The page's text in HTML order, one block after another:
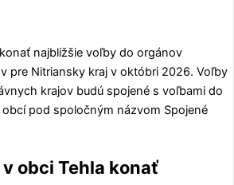
najbližšie voľby do orgánov
pre Nitriansky kraj v októbri 2026. Voľby
krajov budú spojené s voľbami do
pod spoločným názvom Spojené
obci Tehla konať